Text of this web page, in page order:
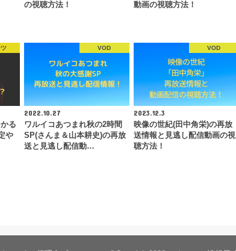
の視聴方法！
動画の視聴方法！
る
や
VOD
2022.10.27
ワルイコあつまれ秋の2時間
SP(さんま＆山本耕史)の再放
送と見逃し配信動…
VOD
2023.12.3
映像の世紀(田中角栄)の再放
送情報と見逃し配信動画の視
聴方法！